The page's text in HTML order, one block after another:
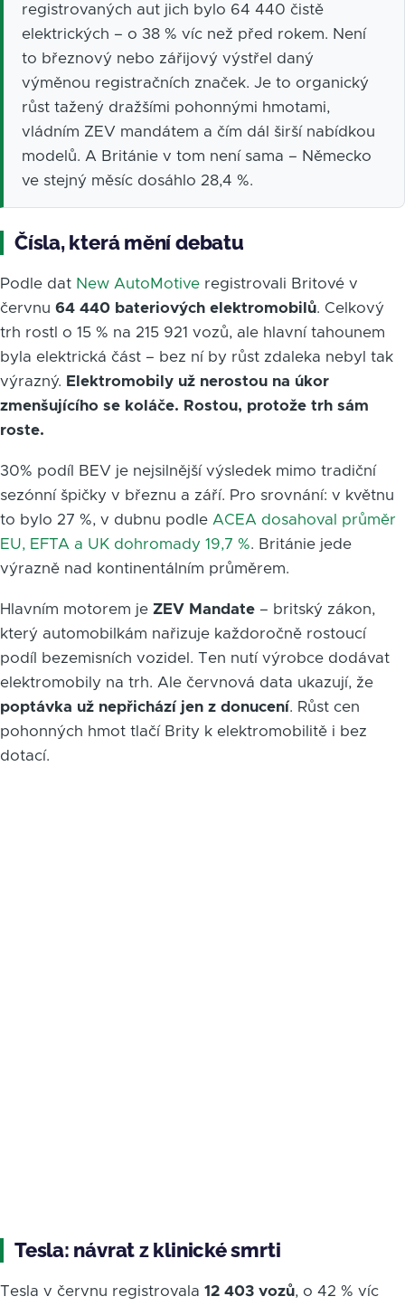
registrovaných aut jich bylo 64 440 čistě
elektrických – o 38 % víc než před rokem. Není
to březnový nebo zářijový výstřel daný
výměnou registračních značek. Je to organický
růst tažený dražšími pohonnými hmotami,
vládním ZEV mandátem a čím dál širší nabídkou
modelů. A Británie v tom není sama – Německo
ve stejný měsíc dosáhlo 28,4 %.
Čísla, která mění debatu
Podle dat New AutoMotive registrovali Britové v
červnu 64 440 bateriových elektromobilů. Celkový
trh rostl o 15 % na 215 921 vozů, ale hlavní tahounem
byla elektrická část – bez ní by růst zdaleka nebyl tak
výrazný. Elektromobily už nerostou na úkor
zmenšujícího se koláče. Rostou, protože trh sám
roste.
30% podíl BEV je nejsilnější výsledek mimo tradiční
sezónní špičky v březnu a září. Pro srovnání: v květnu
to bylo 27 %, v dubnu podle ACEA dosahoval průměr
EU, EFTA a UK dohromady 19,7 %. Británie jede
výrazně nad kontinentálním průměrem.
Hlavním motorem je ZEV Mandate – britský zákon,
který automobilkám nařizuje každoročně rostoucí
podíl bezemisních vozidel. Ten nutí výrobce dodávat
elektromobily na trh. Ale červnová data ukazují, že
poptávka už nepřichází jen z donucení. Růst cen
pohonných hmot tlačí Brity k elektromobilitě i bez
dotací.
Tesla: návrat z klinické smrti
Tesla v červnu registrovala 12 403 vozů, o 42 % víc